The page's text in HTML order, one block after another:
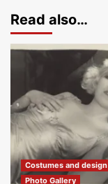
Read also…
Costumes and design
Photo Gallery